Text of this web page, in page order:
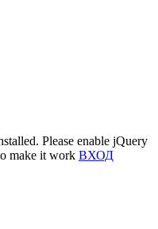
Please enable jQuery
make it work ВХОД